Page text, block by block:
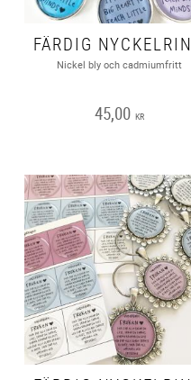
Nickel bly och cadmiumfritt
45,00 KR